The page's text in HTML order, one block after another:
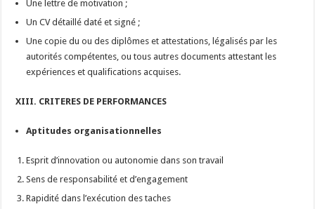
Une lettre de motivation ;
Un CV détaillé daté et signé ;
Une copie du ou des diplômes et attestations, légalisés par les
autorités compétentes, ou tous autres documents attestant les
expériences et qualifications acquises.
XIII. CRITERES DE PERFORMANCES
Aptitudes organisationnelles
Esprit d’innovation ou autonomie dans son travail
Sens de responsabilité et d’engagement
Rapidité dans l’exécution des taches